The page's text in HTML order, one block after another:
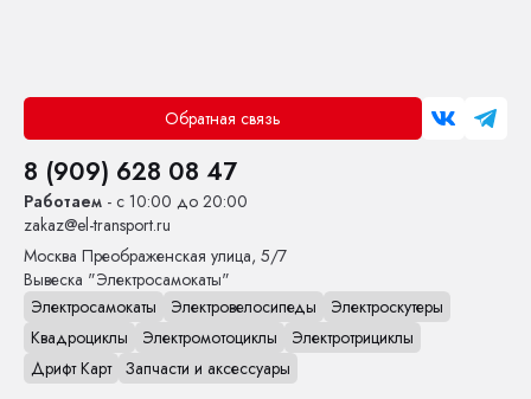
Обратная связь
8 (909) 628 08 47
Работаем - с 10:00 до 20:00
zakaz@el-transport.ru
Москва Преображенская улица, 5/7
Вывеска "Электросамокаты"
Электросамокаты
Электровелосипеды
Электроскутеры
Квадроциклы
Электромотоциклы
Электротрициклы
Дрифт Карт Запчасти и аксессуары